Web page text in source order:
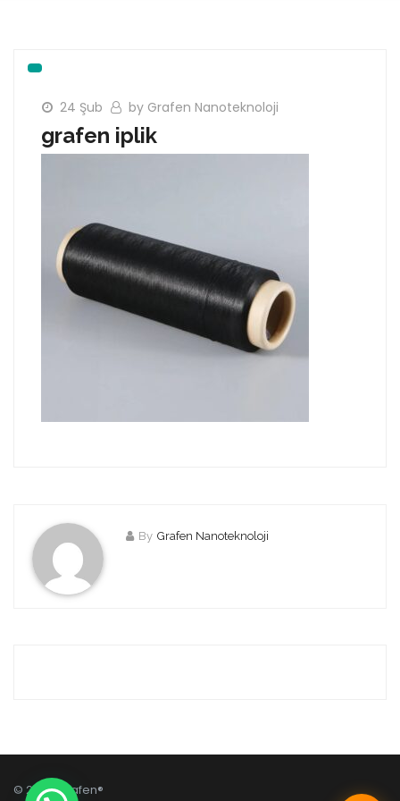
24 Şub by Grafen Nanoteknoloji
grafen iplik
By Grafen Nanoteknoloji
© 2026 Grafen®